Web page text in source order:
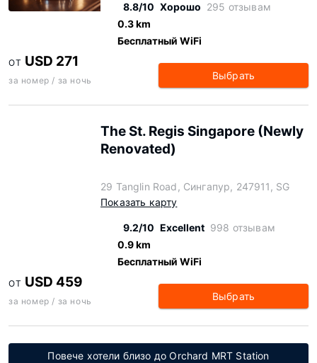
8.8/10 Хорошо 295 отзывам
0.3 km
Бесплатный WiFi
ОТ USD 271
за номер / за ночь Выбрать
The St. Regis Singapore (Newly
Renovated)
29 Tanglin Road, Сингапур, 247911, SG
Показать карту
9.2/10 Excellent 998 отзывам
0.9 km
Бесплатный WiFi
ОТ USD 459
за номер / за ночь Выбрать
Повече хотели близо до Orchard MRT Station